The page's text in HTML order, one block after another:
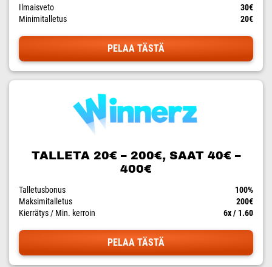
Ilmaisveto
30€
Minimitalletus
20€
PELAA TÄSTÄ
TALLETA 20€ – 200€, SAAT 40€ –
400€
Talletusbonus
100%
Maksimitalletus
200€
Kierrätys / Min. kerroin
6x / 1.60
PELAA TÄSTÄ